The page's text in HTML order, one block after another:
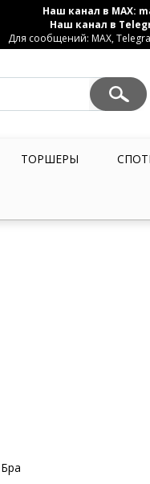
Наш канал в MAX:
Наш канал в
Для сообщений: MAX,
ТОРШЕРЫ
Бра